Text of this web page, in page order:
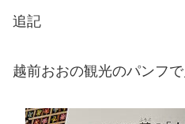
追記
越前おおの観光のパンフで